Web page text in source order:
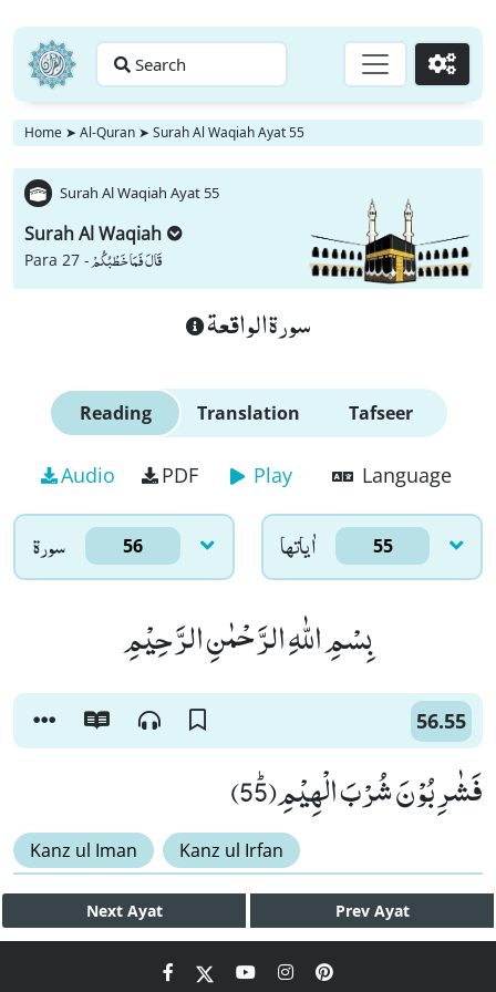
Search Go
Home ➤ Al-Quran ➤ Surah Al Waqiah Ayat 55
Surah Al Waqiah Ayat 55
Surah Al Waqiah
Para 27 -قَالَ فَمَا خَطْبُكُمْ
سورة الواقعة
Reading Translation Tafseer
Audio PDF Play Language
سورۃ 56 اٰياتها 55
بِسْمِ اللّٰهِ الرَّحْمٰنِ الرَّحِیْمِ
56.55
فَشٰرِبُوْنَ شُرْبَ الْهِیْمِﭤ(55)
Kanz ul Iman Kanz ul Irfan
Next Ayat Prev Ayat